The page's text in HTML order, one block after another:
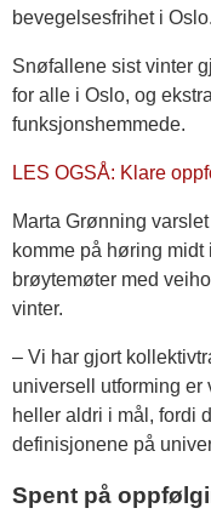
bevegelsesfrihet i Oslo.
Snøfallene sist vinter
for alle i Oslo, og
funksjonshemmede.
LES OGSÅ: Klare
Marta Grønning
komme på høring
brøytemøter med
vinter.
– Vi har gjort
universell utforming er
heller aldri i mål, fordi
definisjonene på
Spent på